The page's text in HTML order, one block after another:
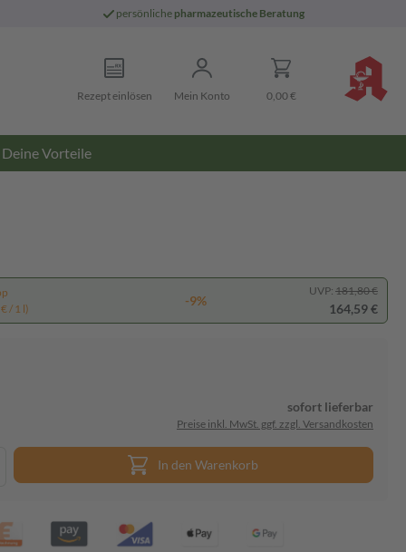
persönliche pharmazeutische Beratung
Rezept einlösen Mein Konto 0,00 €
Deine Vorteile
/ 1 l)
-9%
UVP: 181,80 €
164,59 €
sofort lieferbar
Preise inkl. MwSt. ggf. zzgl. Versandkosten
In den Warenkorb